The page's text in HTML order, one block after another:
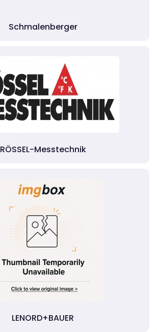
Schmalenberger
RÖSSEL-Messtechnik
LENORD+BAUER